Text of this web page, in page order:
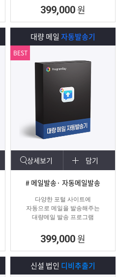
399,000 원
대량 메일 자동발송기
상세보기 담기
# 메일발송· 자동메일발송
다양한 포털 사이트에
자동으로 메일을 발송해주는
대량메일 발송 프로그램
399,000 원
BEST
신설 법인 디비추출기